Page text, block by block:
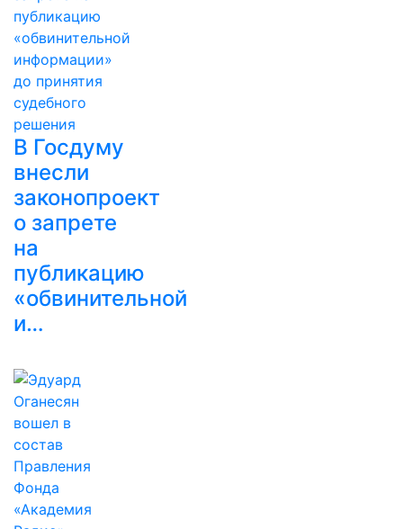
В Госдуму
внесли
законопроект
о запрете
на
публикацию
«обвинительной
и…